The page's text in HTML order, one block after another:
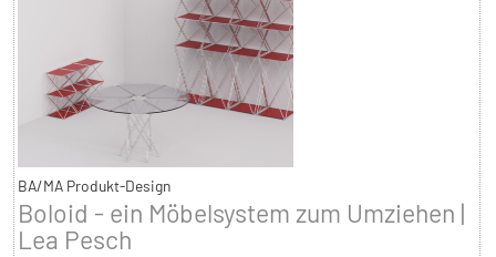
BA/MA Produkt-Design
Boloid - ein Möbelsystem zum Umziehen |
Lea Pesch